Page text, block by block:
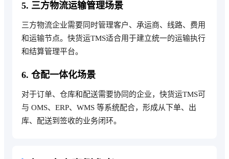
5. 三方物流运输管理场景
三方物流企业需要同时管理客户、承运商、线路、费用
和运输节点。快货运TMS适合用于建立统一的运输执行
和结算管理平台。
6. 仓配一体化场景
对于订单、仓库和配送需要协同的企业，快货运TMS可
与 OMS、ERP、WMS 等系统配合，形成从下单、出
库、配送到签收的业务闭环。